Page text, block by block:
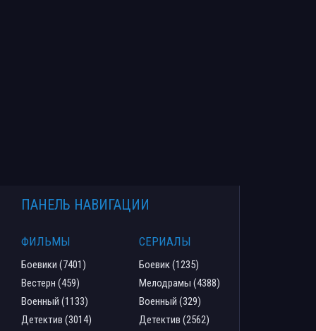
ПАНЕЛЬ НАВИГАЦИИ
ФИЛЬМЫ
Боевики (7401)
Вестерн (459)
Военный (1133)
Детектив (3014)
СЕРИАЛЫ
Боевик (1235)
Мелодрамы (4388)
Военный (329)
Детектив (2562)